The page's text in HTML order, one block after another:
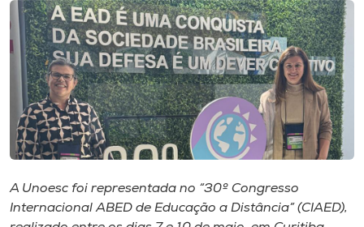
Diplomados
Cultura
CPA
Editora
A Unoesc foi representada no “30º Congresso
Internacional ABED de Educação a Distância” (CIAED),